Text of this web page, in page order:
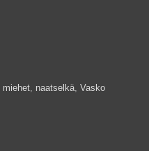
miehet, naatselkä, Vasko